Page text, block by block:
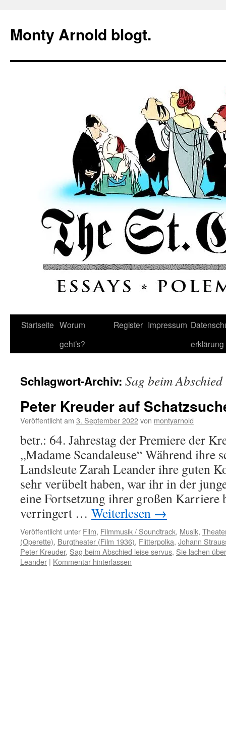
springen
Monty Arnold blogt.
Startseite Worum
geht’s?
Register Impressum
erklärung
Schlagwort-Archiv: Sag beim
Peter Kreuder auf
Veröffentlicht am 3. September 2022von montyarnold
betr.: 64. Jahrestag der Premiere der
„Madame Scandaleuse“ Während ihre
Landsleute Zarah Leander ihre guten
sehr verübelt haben, war ihr in der
eine Fortsetzung ihrer großen Karriere
verringert … Weiterlesen →
Veröffentlicht unter Film, Filmmusik / Soundtrack, Musik,
(Operette), Burgtheater (Film 1936), Flitterpolka, Johann
Peter Kreuder, Sag beim Abschied leise servus, Sie lachen
Leander | Kommentar hinterlassen